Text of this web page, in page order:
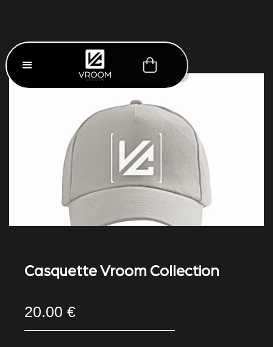
Casquette Vroom Collection
20.00 €